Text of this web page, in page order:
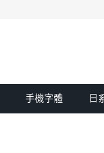
手機字體 日